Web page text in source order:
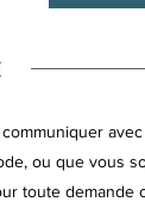
avec
ou que vous
toute demande